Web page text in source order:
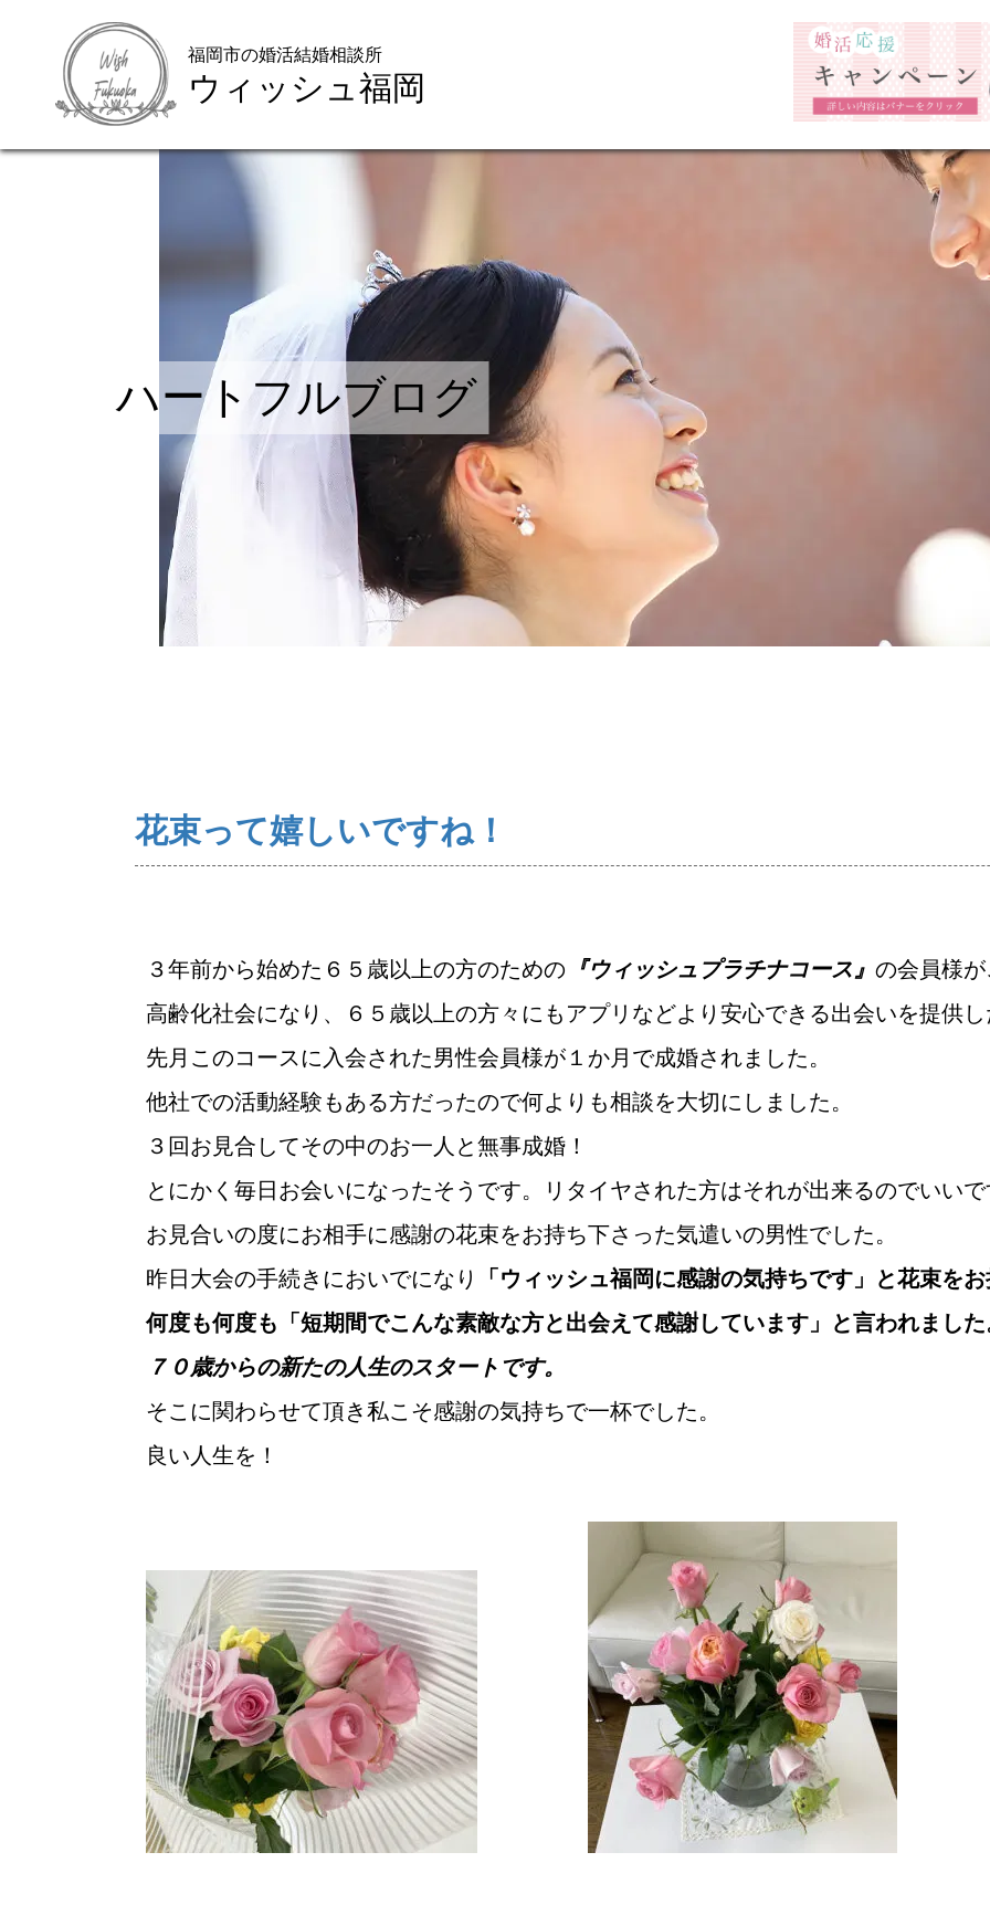
コース・料金・入会案内
ご来店WEB予約 婚活キャンペーン
鹿児島店
ウィッシュの婚活メソッド ご成婚までの流れ
プライバシーポリシー 特定商取引法の表記について
福岡市の婚活結婚相談所
ウィッシュ福岡
ハートフルブログ
花束って嬉しいですね！
３年前から始めた６５歳以上の方のための 『ウィッシュプラチナコース』 の会員様が
高齢化社会になり、６５歳以上の方々にもアプリなどより安心できる出会いを提供し
先月このコースに入会された男性会員様が１か月で成婚されました。
他社での活動経験もある方だったので何よりも相談を大切にしました。
３回お見合してその中のお一人と無事成婚！
とにかく毎日お会いになったそうです。リタイヤされた方はそれが出来るのでいいで
お見合いの度にお相手に感謝の花束をお持ち下さった気遣いの男性でした。
昨日大会の手続きにおいでになり
「ウィッシュ福岡に感謝の気持ちです」と花束をお
何度も何度も「短期間でこんな素敵な方と出会えて感謝しています」と言われました
７０歳からの新たの人生のスタートです。
そこに関わらせて頂き私こそ感謝の気持ちで一杯でした。
良い人生を！